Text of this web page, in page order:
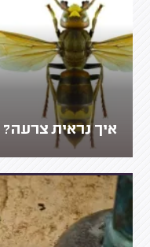
איך נראית צרעה?